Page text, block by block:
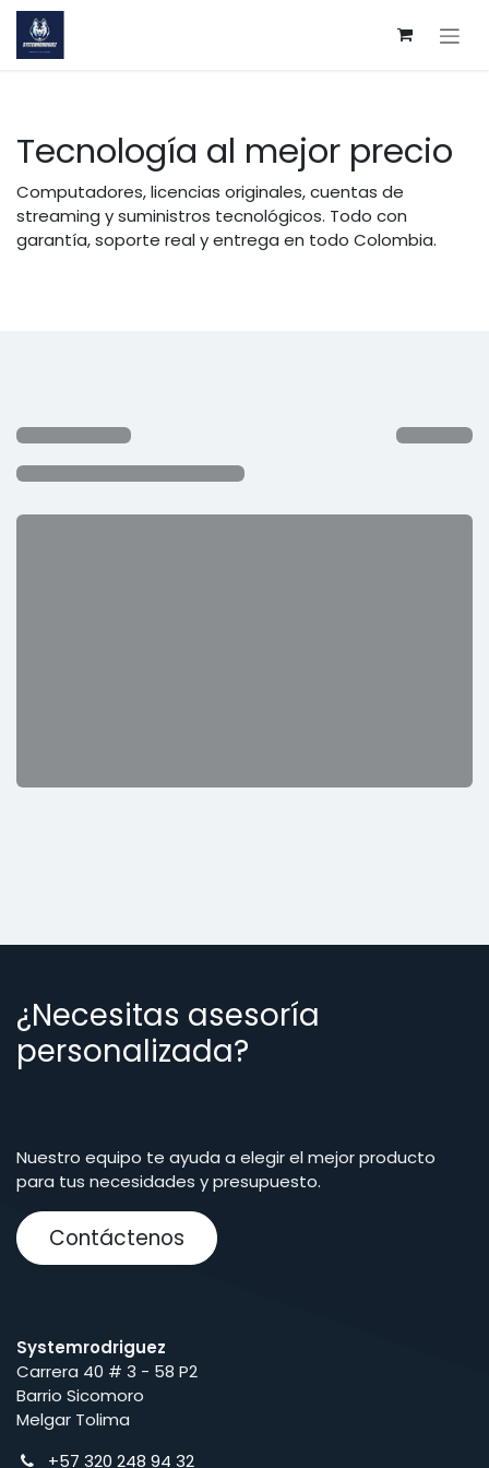
Ir al contenido
Tecnología al mejor precio
Computadores, licencias originales, cuentas de
streaming y suministros tecnológicos. Todo con
garantía, soporte real y entrega en todo Colombia.
¿Necesitas asesoría
personalizada?
Nuestro equipo te ayuda a elegir el mejor producto
para tus necesidades y presupuesto.
Contáctenos
Systemrodriguez
Carrera 40 # 3 - 58 P2
Barrio Sicomoro
Melgar Tolima
+57 320 248 94 32